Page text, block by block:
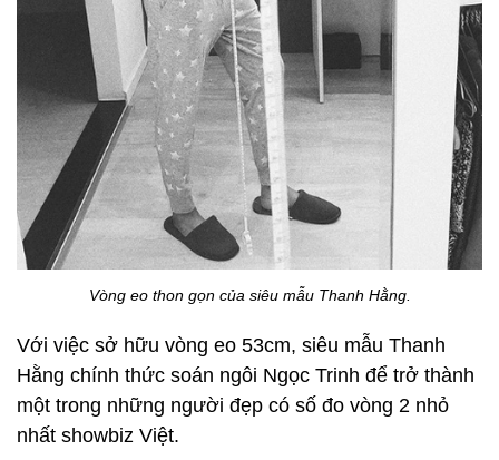
Vòng eo thon gọn của siêu mẫu Thanh Hằng.
Với việc sở hữu vòng eo 53cm, siêu mẫu Thanh
Hằng chính thức soán ngôi Ngọc Trinh để trở thành
một trong những người đẹp có số đo vòng 2 nhỏ
nhất showbiz Việt.